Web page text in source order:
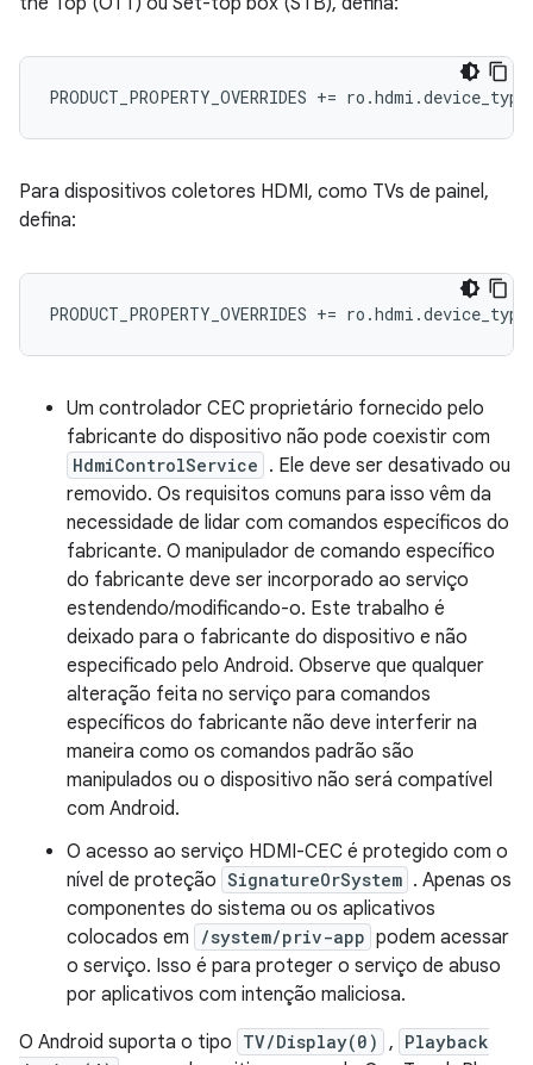
PRODUCT_PROPERTY_OVERRIDES +=
Para dispositivos coletores HDMI, como TVs de painel,
defina:
PRODUCT_PROPERTY_OVERRIDES +=
Um controlador CEC proprietário fornecido pelo
fabricante do dispositivo não pode coexistir com
HdmiControlService . Ele deve ser desativado ou
removido. Os requisitos comuns para isso vêm da
necessidade de lidar com comandos específicos do
fabricante. O manipulador de comando específico
do fabricante deve ser incorporado ao serviço
estendendo/modificando-o. Este trabalho é
deixado para o fabricante do dispositivo e não
especificado pelo Android. Observe que qualquer
alteração feita no serviço para comandos
específicos do fabricante não deve interferir na
maneira como os comandos padrão são
manipulados ou o dispositivo não será compatível
com Android.
O acesso ao serviço HDMI-CEC é protegido com o
nível de proteção SignatureOrSystem . Apenas os
componentes do sistema ou os aplicativos
colocados em
/system/priv-app podem acessar
o serviço. Isso é para proteger o serviço de abuso
por aplicativos com intenção maliciosa.
O Android suporta o tipo TV/Display(0) , Playback